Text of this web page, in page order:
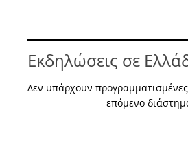
Εκδηλώσεις σε
Δεν υπάρχουν
επόμενο